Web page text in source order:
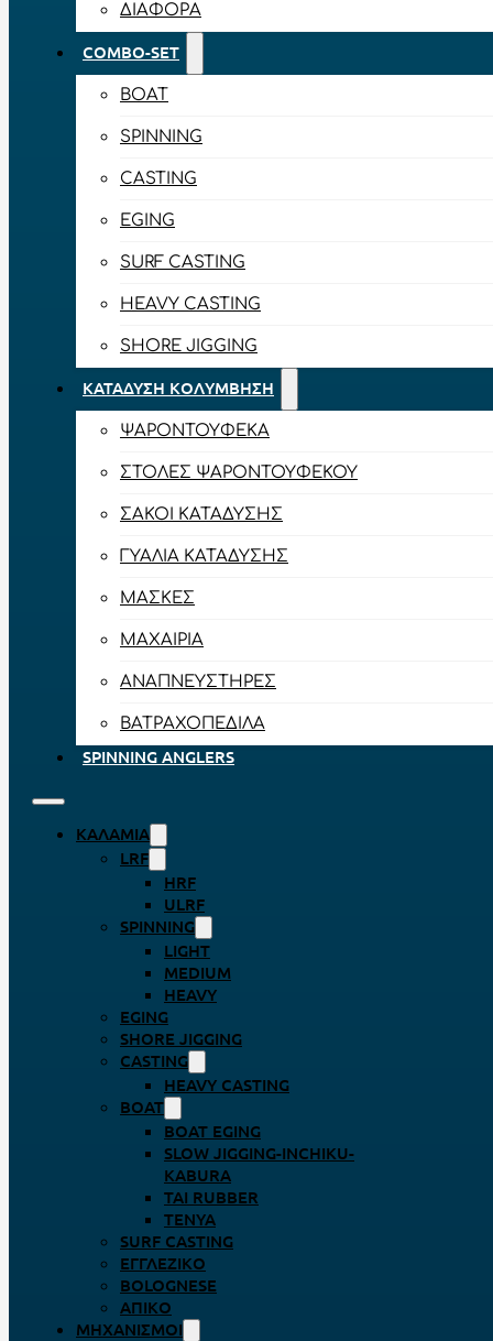
ΔΙΆΦΟΡΑ
COMBO-SET
BOAT
SPINNING
CASTING
EGING
SURF CASTING
HEAVY CASTING
SHORE JIGGING
ΚΑΤΆΔΥΣΗ ΚΟΛΎΜΒΗΣΗ
ΨΑΡΟΝΤΟΎΦΕΚΑ
ΣΤΟΛΈΣ ΨΑΡΟΝΤΟΎΦΕΚΟΥ
ΣΆΚΟΙ ΚΑΤΆΔΥΣΗΣ
ΓΥΑΛΙΆ ΚΑΤΆΔΥΣΗΣ
ΜΆΣΚΕΣ
ΜΑΧΑΊΡΙΑ
ΑΝΑΠΝΕΥΣΤΉΡΕΣ
ΒΑΤΡΑΧΟΠΈΔΙΛΑ
SPINNING ANGLERS
ΚΑΛΆΜΙΑ
LRF
HRF
ULRF
SPINNING
LIGHT
MEDIUM
HEAVY
EGING
SHORE JIGGING
CASTING
HEAVY CASTING
BOAT
BOAT EGING
SLOW JIGGING-INCHIKU-
KABURA
TAI RUBBER
TENYA
SURF CASTING
ΕΓΓΛΈΖΙΚΟ
BOLOGNESE
ΑΠΊΚΟ
ΜΗΧΑΝΙΣΜΟΊ